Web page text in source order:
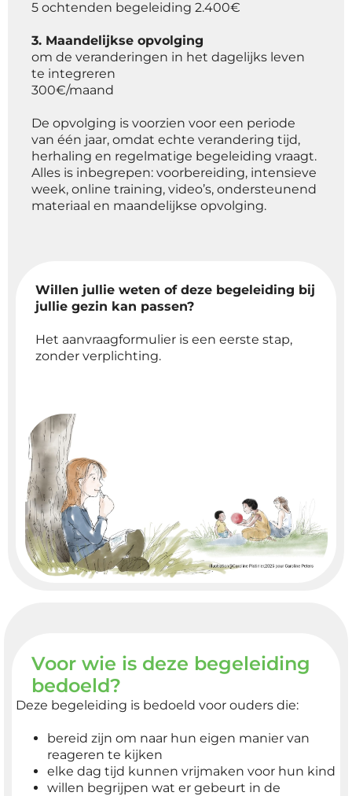
5 ochtenden begeleiding 2.400€
3. Maandelijkse opvolging
om de veranderingen in het dagelijks leven
te integreren
300€/maand
De opvolging is voorzien voor een periode
van één jaar, omdat echte verandering tijd,
herhaling en regelmatige begeleiding vraagt.
Alles is inbegrepen: voorbereiding, intensieve
week, online training, video’s, ondersteunend
materiaal en maandelijkse opvolging.
Willen jullie weten of deze begeleiding bij
jullie gezin kan passen?
Het aanvraagformulier is een eerste stap,
zonder verplichting.
Voor wie is deze begeleiding
bedoeld?
Deze begeleiding is bedoeld voor ouders die:
bereid zijn om naar hun eigen manier van
reageren te kijken
elke dag tijd kunnen vrijmaken voor hun kind
willen begrijpen wat er gebeurt in de